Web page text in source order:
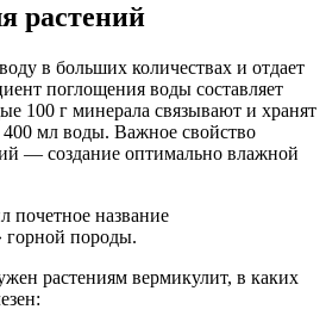
растений
в больших количествах и отдает
поглощения воды составляет
100 г минерала связывают и хранят
400 мл воды. Важное свойство
— создание оптимально влажной
почетное название
горной породы.
растениям вермикулит, в каких